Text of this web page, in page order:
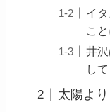
イ
こ
井
し
太陽よ